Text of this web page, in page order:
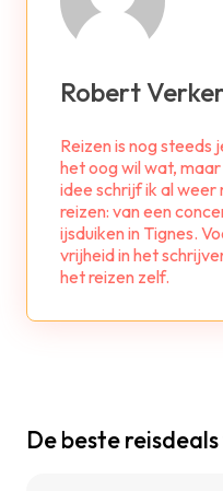
Robert
Reizen is nog steeds
het oog wil wat,
idee schrijf ik al weer
reizen: van een
ijsduiken in Tignes.
vrijheid in het
het reizen zelf.
De beste